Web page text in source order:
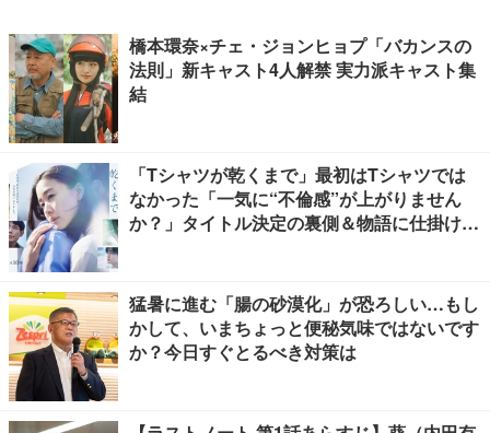
橋本環奈×チェ・ジョンヒョプ「バカンスの
法則」新キャスト4人解禁 実力派キャスト集
結
「Tシャツが乾くまで」最初はTシャツでは
なかった「一気に“不倫感”が上がりません
か？」タイトル決定の裏側＆物語に仕掛けた
猛暑に進む「腸の砂漠化」が恐ろしい…もし
かして、いまちょっと便秘気味ではないです
か？今日すぐとるべき対策は